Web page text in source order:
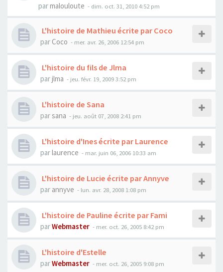
parmalouloute - dim. oct. 31, 2010 4:52 pm
L'histoire de Mathieu écrite par Coco
par Coco - mer. avr. 26, 2006 12:54 pm
L'histoire du fils de Jlma
parjlma - jeu. févr. 19, 2009 3:52 pm
L'histoire de Sana
parsana - jeu. août 07, 2008 2:41 pm
L'histoire d'Ines écrite par Laurence
parlaurence - mar. juin 06, 2006 10:33 am
L'histoire de Lucie écrite par Annyve
par annyve - lun. avr. 28, 2008 1:08 pm
L'histoire de Pauline écrite par Fami
parWebmaster - mer. oct. 26, 2005 8:42 pm
L'histoire d'Estelle
parWebmaster - mer. oct. 26, 2005 9:08 pm